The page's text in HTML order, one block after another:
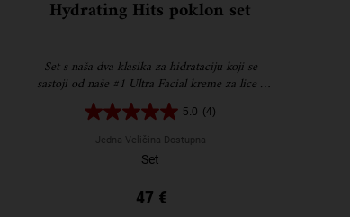
Hydrating Hits poklon set
Set s naša dva klasika za hidrataciju koji se
sastoji od naše #1 Ultra Facial kreme za lice i
Creamy Eye Treatment wih avokado za
okoloočno područje
5.0 (4)
Jedna Veličina Dostupna
Set
47 €